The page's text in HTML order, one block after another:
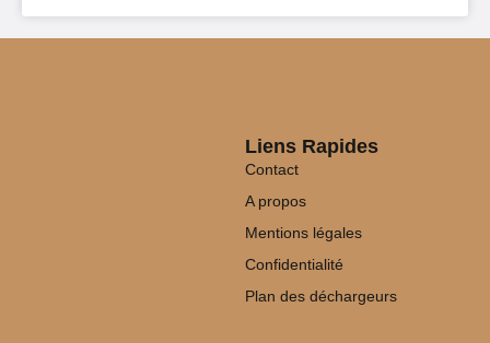
Liens Rapides
Contact
A propos
Mentions légales
Confidentialité
Plan des déchargeurs